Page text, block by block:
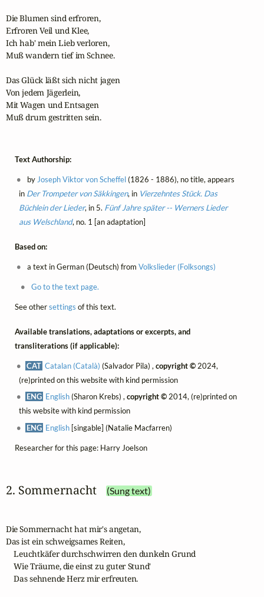
Die Blumen sind erfroren,
Erfroren Veil und Klee,
Ich hab' mein Lieb verloren,
Muß wandern tief im Schnee.
Das Glück läßt sich nicht jagen
Von jedem Jägerlein,
Mit Wagen und Entsagen
Muß drum gestritten sein.
Text Authorship:
by Joseph Viktor von Scheffel(1826 - 1886), no title, appears
in Der Trompeter von Säkkingen, in Vierzehntes Stück. Das
Büchlein der Lieder, in 5. Fünf Jahre später -- Werners Lieder
aus Welschland, no. 1 [an adaptation]
Based on:
a text in German (Deutsch) from Volkslieder (Folksongs)
Go to the text page.
See othersettings of this text.
Available translations, adaptations or excerpts, and
transliterations (if applicable):
CAT Catalan (Català) (Salvador Pila) ,copyright ©2024,
(re)printed on this website with kind permission
ENG English(Sharon Krebs) ,copyright ©2014, (re)printed on
this website with kind permission
ENG English [singable] (Natalie Macfarren)
Researcher for this page: Harry Joelson
2. Sommernacht (Sung text)
Die Sommernacht hat mir's angetan,
Das ist ein schweigsames Reiten,
    Leuchtkäfer durchschwirren den dunkeln Grund
    Wie Träume, die einst zu guter Stund'
    Das sehnende Herz mir erfreuten.